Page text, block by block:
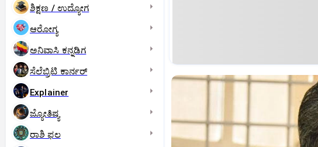
ಶಿಕ್ಷಣ / ಉದ್ಯೋಗ
ಆರೋಗ್ಯ
ಅನಿವಾಸಿ ಕನ್ನಡಿಗ
ಸೆಲೆಬ್ರಿಟಿ ಕಾರ್ನರ್‌
Explainer
ಜ್ಯೋತಿಷ್ಯ
ರಾಶಿ ಫಲ